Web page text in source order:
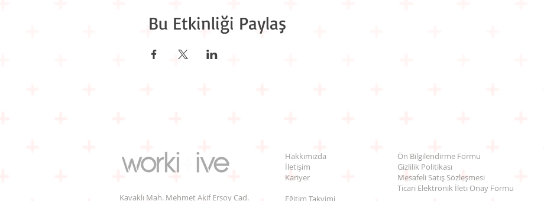
Bu Etkinliği Paylaş
Kavaklı Mah. Mehmet Akif Ersoy Cad.
Hakkımızda
İletişim
Kariyer
Eğitim Takvimi
Ön Bilgilendirme Formu
Gizlilik Politikası
Mesafeli Satış Sözleşmesi
Ticari Elektronik İleti Onay Formu